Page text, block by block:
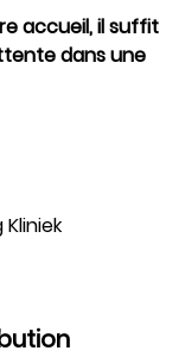
accueil, il suffit
dans une